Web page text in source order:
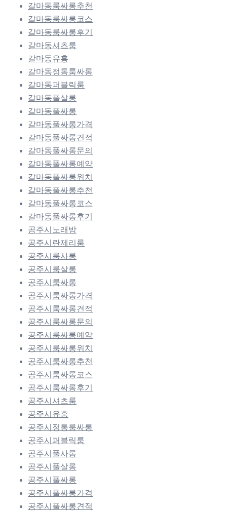
갈마동룸싸롱추천
갈마동룸싸롱코스
갈마동룸싸롱후기
갈마동셔츠룸
갈마동유흥
갈마동정통룸싸롱
갈마동퍼블릭룸
갈마동풀살롱
갈마동풀싸롱
갈마동풀싸롱가격
갈마동풀싸롱견적
갈마동풀싸롱문의
갈마동풀싸롱예약
갈마동풀싸롱위치
갈마동풀싸롱추천
갈마동풀싸롱코스
갈마동풀싸롱후기
공주시노래방
공주시란제리룸
공주시룸사롱
공주시룸살롱
공주시룸싸롱
공주시룸싸롱가격
공주시룸싸롱견적
공주시룸싸롱문의
공주시룸싸롱예약
공주시룸싸롱위치
공주시룸싸롱추천
공주시룸싸롱코스
공주시룸싸롱후기
공주시셔츠룸
공주시유흥
공주시정통룸싸롱
공주시퍼블릭룸
공주시풀사롱
공주시풀살롱
공주시풀싸롱
공주시풀싸롱가격
공주시풀싸롱견적